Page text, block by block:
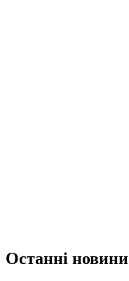
Останні новини